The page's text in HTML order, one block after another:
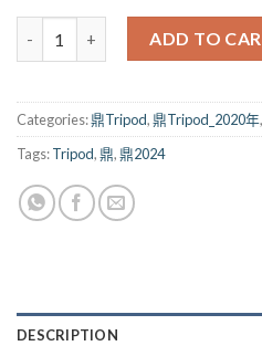
鼎_204期（2024） quantity
ADD TO
Categories:鼎Tripod,鼎Tripod_2020年,
Tags:Tripod,鼎,鼎2024
DESCRIPTION